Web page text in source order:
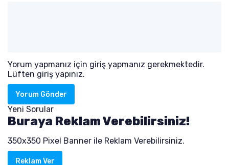
Yorum yapmanız için giriş yapmanız gerekmektedir.
Lüften giriş yapınız.
Yorum Gönder
Yeni Sorular
Buraya Reklam Verebilirsiniz!
350x350 Pixel Banner ile Reklam Verebilirsiniz.
Reklam Ver